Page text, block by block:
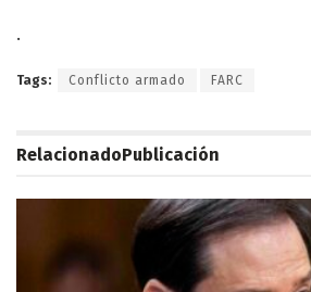
.
Tags: Conflicto armado FARC
RelacionadoPublicación